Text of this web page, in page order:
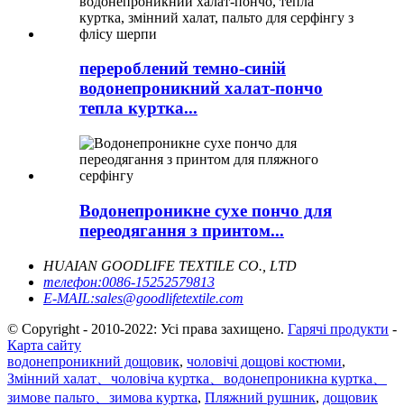
перероблений темно-синій
водонепроникний халат-пончо
тепла куртка...
Водонепроникне сухе пончо для
переодягання з принтом...
HUAIAN GOODLIFE TEXTILE CO., LTD
телефон:0086-15252579813
E-MAIL:sales@goodlifetextile.com
© Copyright - 2010-2022: Усі права захищено. Гарячі продукти -
Карта сайту
водонепроникний дощовик, чоловічі дощові костюми,
Змінний халат、чоловіча куртка、водонепроникна куртка、
зимове пальто、зимова куртка, Пляжний рушник, дощовик